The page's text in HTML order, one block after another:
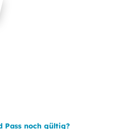
Pass noch gültig?